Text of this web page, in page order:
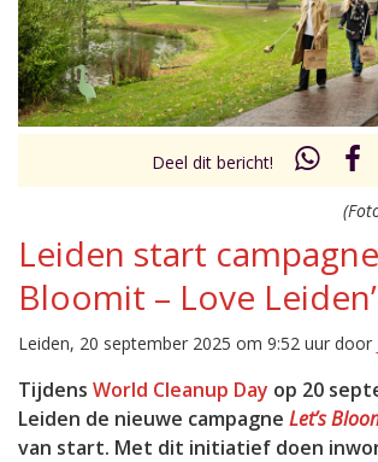
Inklappen
Deel dit bericht!
Leiden start campagne
Bloomit – Love Leiden’
Leiden, 20 september 2025 om 9:52 uur door
Tijdens World Cleanup Day op 20
Leiden de nieuwe campagne Let’s
van start. Met dit initiatief doen